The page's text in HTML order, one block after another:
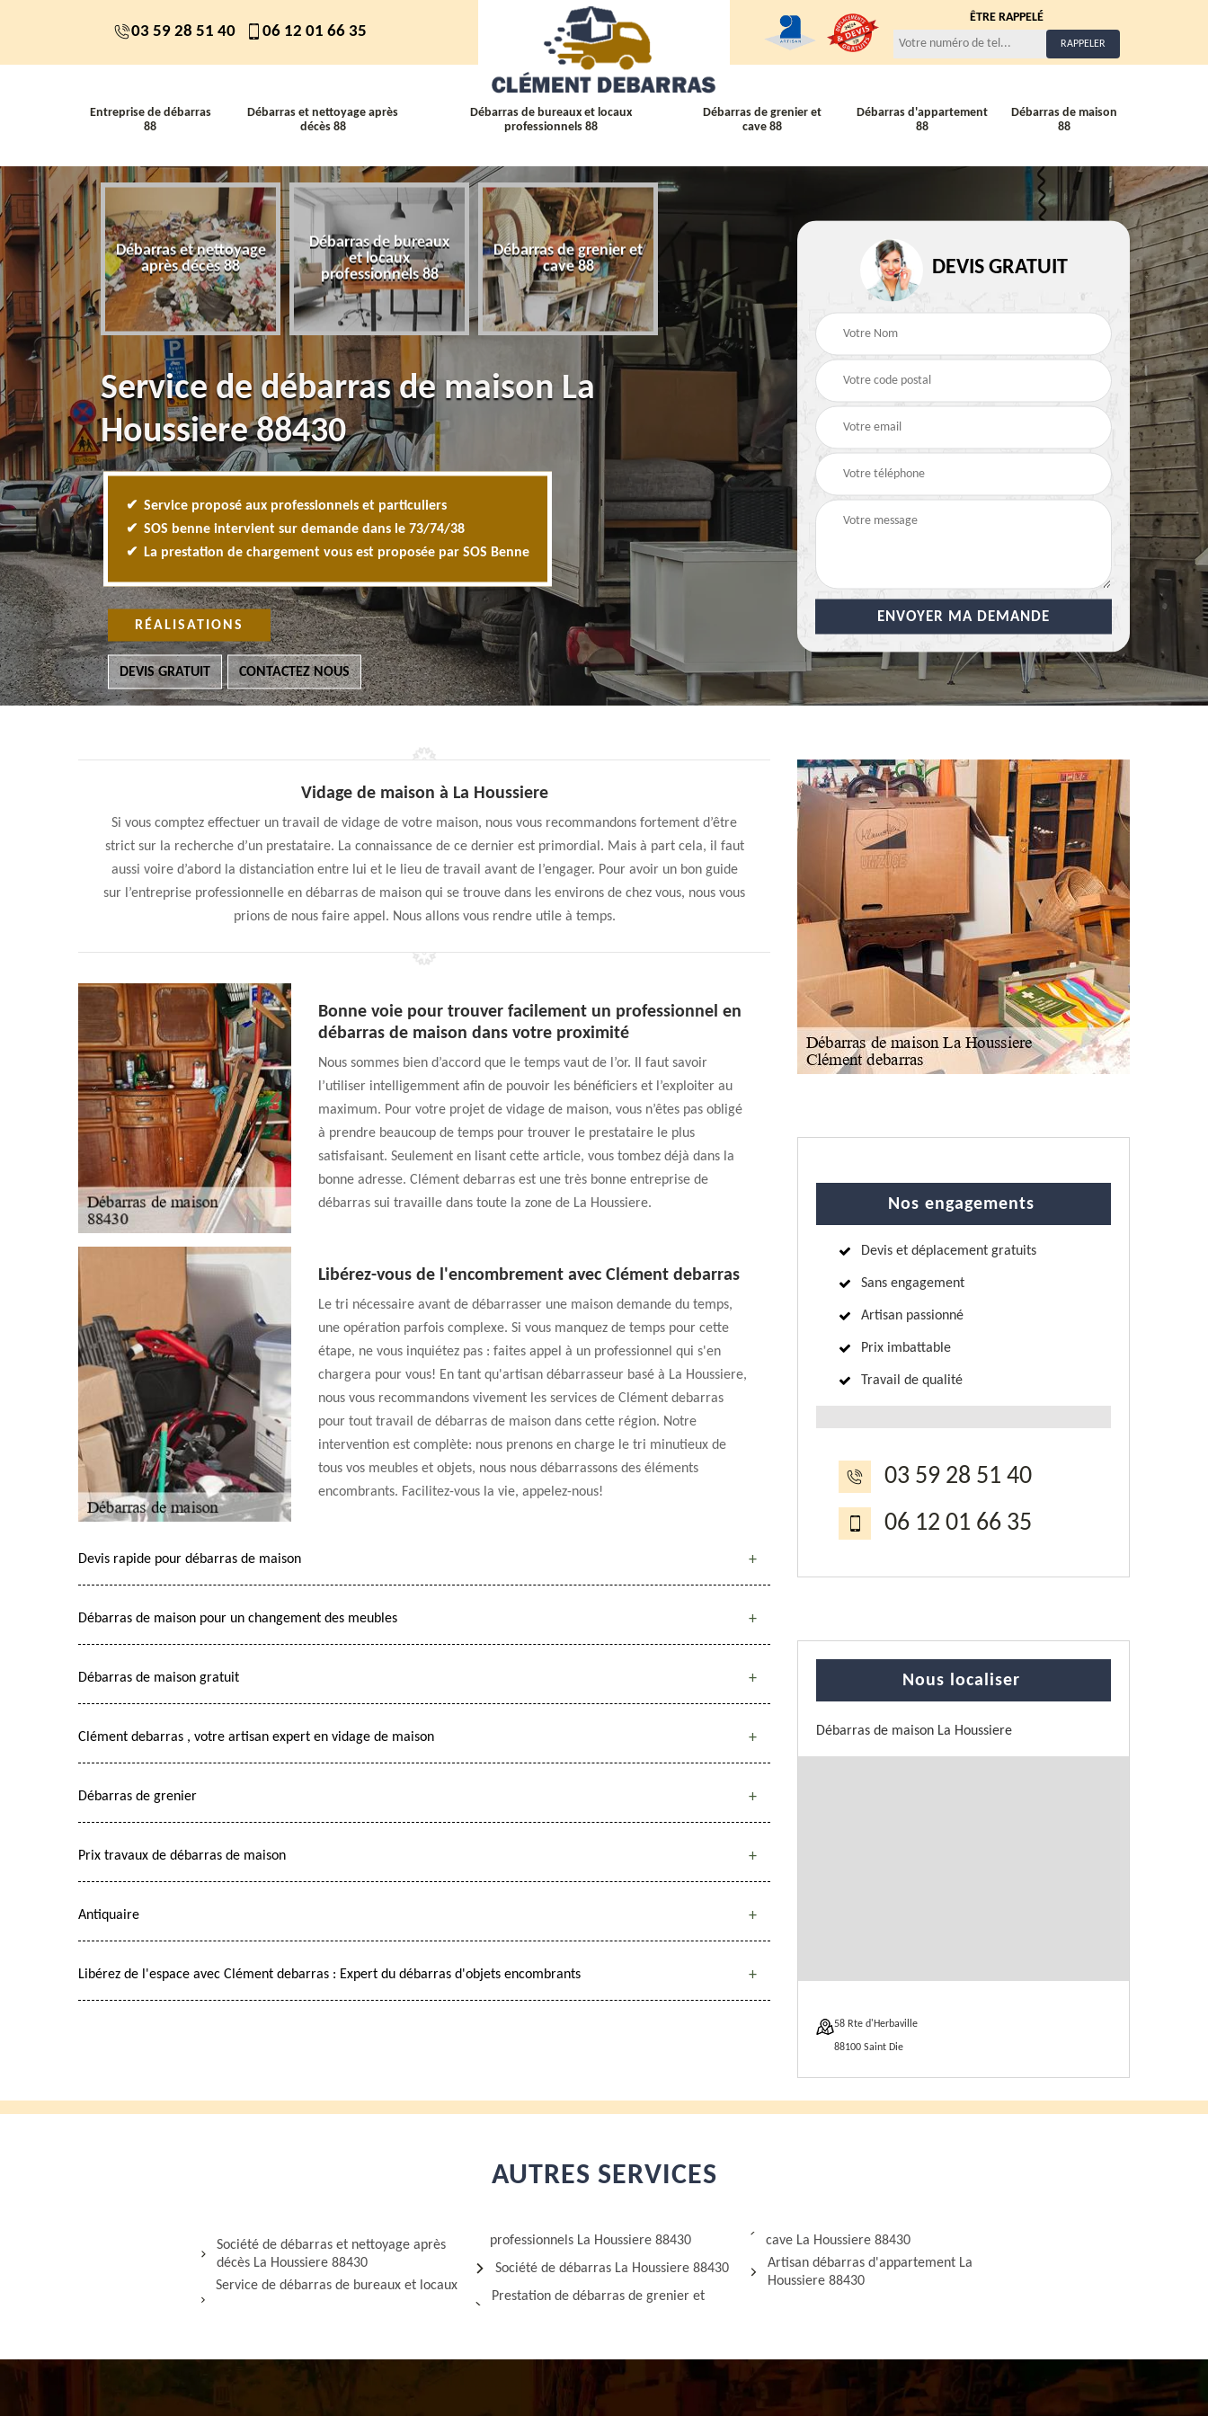
03 59 28 51 40 06 12 01 66 35
ÊTRE RAPPELÉ
Entreprise de débarras
88
Débarras et nettoyage après
décès 88
Débarras de bureaux et locaux
professionnels 88
Débarras de grenier et
cave 88
Débarras d'appartement
88
Débarras de maison
88
débarras
Débarras et nettoyage
après décès 88
Débarras de bureaux
et locaux
professionnels 88
Débarras de grenier et
cave 88
Débarras
d'appartement 88
Débarras de maison 88
Entreprise de
88
Service de débarras de maison La
Houssiere 88430
Service proposé aux professionnels et particuliers
SOS benne intervient sur demande dans le 73/74/38
La prestation de chargement vous est proposée par SOS Benne
RÉALISATIONS
DEVIS GRATUIT CONTACTEZ NOUS
DEVIS GRATUIT
Vidage de maison à La Houssiere
Si vous comptez effectuer un travail de vidage de votre maison, nous vous recommandons fortement d’être
strict sur la recherche d’un prestataire. La connaissance de ce dernier est primordial. Mais à part cela, il faut
aussi voire d’abord la distanciation entre lui et le lieu de travail avant de l’engager. Pour avoir un bon guide
sur l’entreprise professionnelle en débarras de maison qui se trouve dans les environs de chez vous, nous vous
prions de nous faire appel. Nous allons vous rendre utile à temps.
Bonne voie pour trouver facilement un professionnel en
débarras de maison dans votre proximité
Nous sommes bien d’accord que le temps vaut de l’or. Il faut savoir
l’utiliser intelligemment afin de pouvoir les bénéficiers et l’exploiter au
maximum. Pour votre projet de vidage de maison, vous n’êtes pas obligé
à prendre beaucoup de temps pour trouver le prestataire le plus
satisfaisant. Seulement en lisant cette article, vous tombez déjà dans la
bonne adresse. Clément debarras est une très bonne entreprise de
débarras sui travaille dans toute la zone de La Houssiere.
Libérez-vous de l'encombrement avec Clément debarras
Le tri nécessaire avant de débarrasser une maison demande du temps,
une opération parfois complexe. Si vous manquez de temps pour cette
étape, ne vous inquiétez pas : faites appel à un professionnel qui s'en
chargera pour vous! En tant qu'artisan débarrasseur basé à La Houssiere,
nous vous recommandons vivement les services de Clément debarras
pour tout travail de débarras de maison dans cette région. Notre
intervention est complète: nous prenons en charge le tri minutieux de
tous vos meubles et objets, nous nous débarrassons des éléments
encombrants. Facilitez-vous la vie, appelez-nous!
Devis rapide pour débarras de maison
Débarras de maison pour un changement des meubles
Débarras de maison gratuit
Clément debarras , votre artisan expert en vidage de maison
Débarras de grenier
Prix travaux de débarras de maison
Antiquaire
Libérez de l'espace avec Clément debarras : Expert du débarras d'objets encombrants
Nos engagements
Devis et déplacement gratuits
Sans engagement
Artisan passionné
Prix imbattable
Travail de qualité
03 59 28 51 40
06 12 01 66 35
Nous localiser
Débarras de maison La Houssiere
58 Rte d'Herbaville
88100 Saint Die
AUTRES SERVICES
Société de débarras et nettoyage après
décès La Houssiere 88430
Service de débarras de bureaux et locaux
professionnels La Houssiere 88430
Société de débarras La Houssiere 88430
Prestation de débarras de grenier et
cave La Houssiere 88430
Artisan débarras d'appartement La
Houssiere 88430